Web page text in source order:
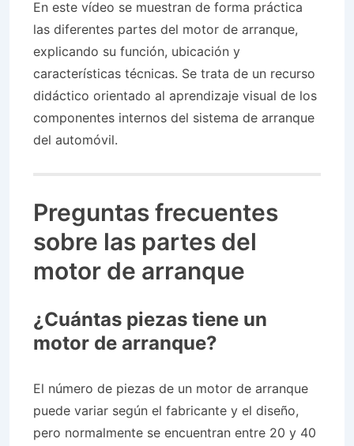
En este vídeo se muestran de forma práctica
las diferentes partes del motor de arranque,
explicando su función, ubicación y
características técnicas. Se trata de un recurso
didáctico orientado al aprendizaje visual de los
componentes internos del sistema de arranque
del automóvil.
Preguntas frecuentes
sobre las partes del
motor de arranque
¿Cuántas piezas tiene un
motor de arranque?
El número de piezas de un motor de arranque
puede variar según el fabricante y el diseño,
pero normalmente se encuentran entre 20 y 40